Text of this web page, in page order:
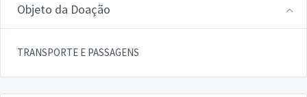
Objeto da Doação
TRANSPORTE E PASSAGENS